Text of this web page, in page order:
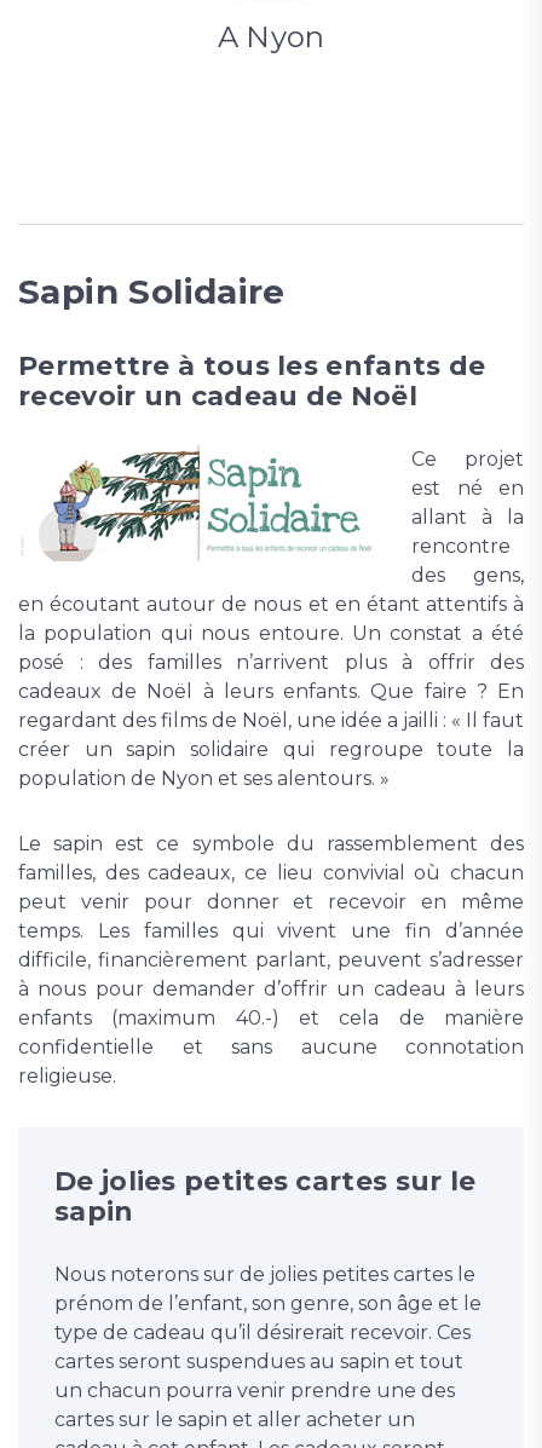
A Nyon
Sapin Solidaire
Permettre à tous les enfants de
recevoir un cadeau de Noël
Ce projet
est né en
allant à la
rencontre
des gens,
en écoutant autour de nous et en étant attentifs à
la population qui nous entoure. Un constat a été
posé : des familles n’arrivent plus à offrir des
cadeaux de Noël à leurs enfants. Que faire ? En
regardant des films de Noël, une idée a jailli : « Il faut
créer un sapin solidaire qui regroupe toute la
population de Nyon et ses alentours. »
Le sapin est ce symbole du rassemblement des
familles, des cadeaux, ce lieu convivial où chacun
peut venir pour donner et recevoir en même
temps. Les familles qui vivent une fin d’année
difficile, financièrement parlant, peuvent s’adresser
à nous pour demander d’offrir un cadeau à leurs
enfants (maximum 40.-) et cela de manière
confidentielle et sans aucune connotation
religieuse.
De jolies petites cartes sur le
sapin
Nous noterons sur de jolies petites cartes le
prénom de l’enfant, son genre, son âge et le
type de cadeau qu’il désirerait recevoir. Ces
cartes seront suspendues au sapin et tout
un chacun pourra venir prendre une des
cartes sur le sapin et aller acheter un